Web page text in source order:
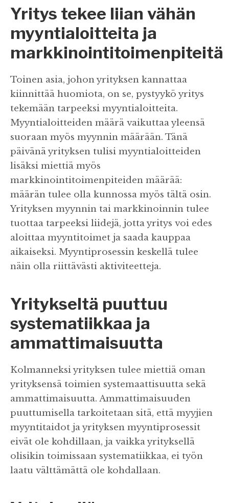
Yritys tekee liian vähän
myyntialoitteita ja
markkinointitoimenpiteitä
Toinen asia, johon yrityksen kannattaa
kiinnittää huomiota, on se, pystyykö yritys
tekemään tarpeeksi myyntialoitteita.
Myyntialoitteiden määrä vaikuttaa yleensä
suoraan myös myynnin määrään. Tänä
päivänä yrityksen tulisi myyntialoitteiden
lisäksi miettiä myös
markkinointitoimenpiteiden määrää:
määrän tulee olla kunnossa myös tältä osin.
Yrityksen myynnin tai markkinoinnin tulee
tuottaa tarpeeksi liidejä, jotta yritys voi edes
aloittaa myyntitoimet ja saada kauppaa
aikaiseksi. Myyntiprosessin keskellä tulee
näin olla riittävästi aktiviteetteja.
Yritykseltä puuttuu
systematiikkaa ja
ammattimaisuutta
Kolmanneksi yrityksen tulee miettiä oman
yrityksensä toimien systemaattisuutta sekä
ammattimaisuutta. Ammattimaisuuden
puuttumisella tarkoitetaan sitä, että myyjien
myyntitaidot ja yrityksen myyntiprosessit
eivät ole kohdillaan, ja vaikka yrityksellä
olisikin toimissaan systematiikkaa, ei työn
laatu välttämättä ole kohdallaan.